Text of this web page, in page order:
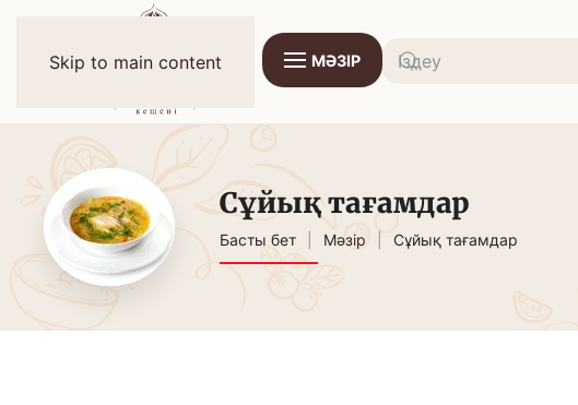
Skip to main content МӘЗІР
Сұйық тағамдар
Басты бет Мәзір Сұйық тағамдар